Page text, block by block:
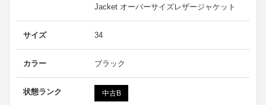
Jacket オーバーサイズレザージャケット
サイズ 34
カラー ブラック
状態ランク 中古B